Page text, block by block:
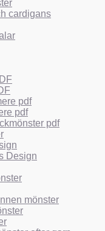
cardigans
pdf
pdf
pdf
Design
mönster